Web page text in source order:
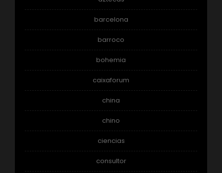
barcelona
barroco
bohemia
caixaforum
china
chino
ciencias
consultor